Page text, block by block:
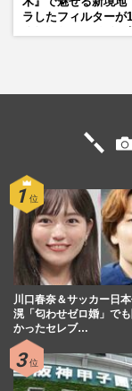
ラしたフィルターが
川口春奈＆サッカー日
滉「匂わせゼロ婚」で
かったセレブ…